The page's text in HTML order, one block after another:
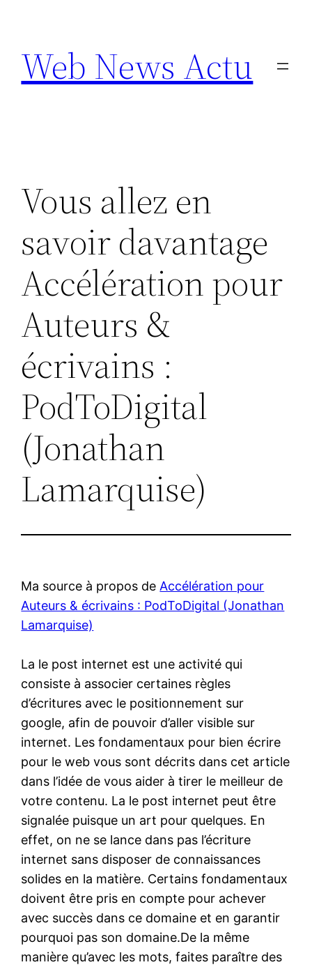
contenu
Web News Actu
Vous allez en
savoir davantage
Accélération pour
Auteurs &
écrivains :
PodToDigital
(Jonathan
Lamarquise)
Ma source à propos de Accélération pour
Auteurs & écrivains : PodToDigital (Jonathan
Lamarquise)
La le post internet est une activité qui
consiste à associer certaines règles
d’écritures avec le positionnement sur
google, afin de pouvoir d’aller visible sur
internet. Les fondamentaux pour bien écrire
pour le web vous sont décrits dans cet article
dans l’idée de vous aider à tirer le meilleur de
votre contenu. La le post internet peut être
signalée puisque un art pour quelques. En
effet, on ne se lance dans pas l’écriture
internet sans disposer de connaissances
solides en la matière. Certains fondamentaux
doivent être pris en compte pour achever
avec succès dans ce domaine et en garantir
pourquoi pas son domaine.De la même
manière qu’avec les mots, faites paraître des